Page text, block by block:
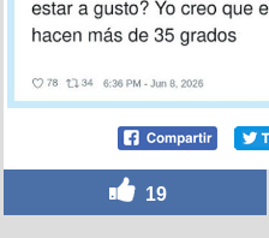
19